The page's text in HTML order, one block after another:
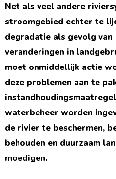
Net als veel andere
stroomgebied echter te
degradatie als gevolg
veranderingen in
moet onmiddellijk actie
deze problemen aan te
waterbeheer worden
de rivier te beschermen,
behouden en duurzaam
moedigen.